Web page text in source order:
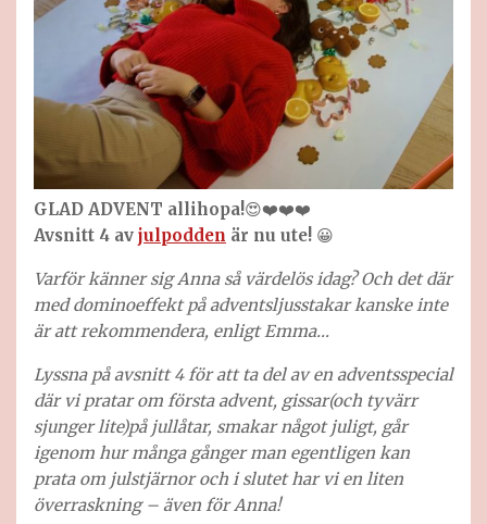
GLAD ADVENT allihopa!😍❤️❤️❤️
Avsnitt 4 av julpodden är nu ute! 😀
Varför känner sig Anna så värdelös idag? Och det där
med dominoeffekt på adventsljusstakar kanske inte
är att rekommendera, enligt Emma…
Lyssna på avsnitt 4 för att ta del av en adventsspecial
där vi pratar om första advent, gissar(och tyvärr
sjunger lite)på jullåtar, smakar något juligt, går
igenom hur många gånger man egentligen kan
prata om julstjärnor och i slutet har vi en liten
överraskning – även för Anna!